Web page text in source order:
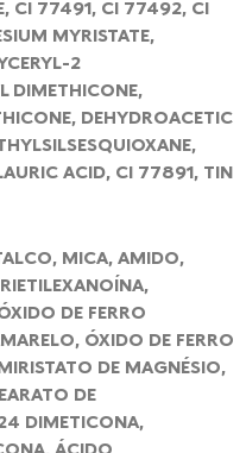
CI 77491, CI 77492, CI
MYRISTATE,
2
DIMETHICONE,
DEHYDROACETIC
ACID, CI 77891, TIN
MICA, AMIDO,
DE FERRO
ÓXIDO DE FERRO
DE MAGNÉSIO,
DE
DIMETICONA,
ÁCIDO